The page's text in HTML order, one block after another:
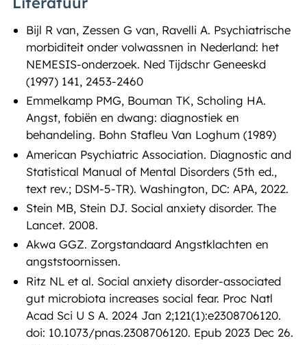
Bijl R van, Zessen G van, Ravelli A. Psychiatrische
morbiditeit onder volwassnen in Nederland: het
NEMESIS-onderzoek. Ned Tijdschr Geneeskd
(1997) 141, 2453-2460
Emmelkamp PMG, Bouman TK, Scholing HA.
Angst, fobiën en dwang: diagnostiek en
behandeling. Bohn Stafleu Van Loghum (1989)
American Psychiatric Association. Diagnostic and
Statistical Manual of Mental Disorders (5th ed.,
text rev.; DSM-5-TR). Washington, DC: APA, 2022.
Stein MB, Stein DJ. Social anxiety disorder. The
Lancet. 2008.
Akwa GGZ. Zorgstandaard Angstklachten en
angststoornissen.
Ritz NL et al. Social anxiety disorder-associated
gut microbiota increases social fear. Proc Natl
Acad Sci U S A. 2024 Jan 2;121(1):e2308706120.
doi: 10.1073/pnas.2308706120. Epub 2023 Dec 26.